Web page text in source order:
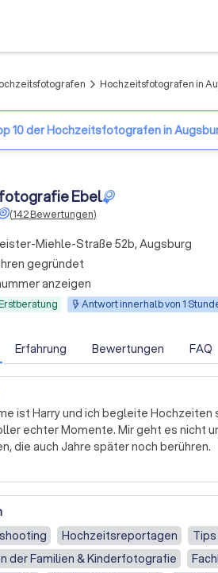
arrow_forward_ios Hochzeitsfotografen in
10 der Hochzeitsfotografen in
Ebel
(142Bewertungen)
Miehle-Straße 52b, Augsburg
gegründet
anzeigen
Antwort innerhalb von 1
Erfahrung Bewertungen FAQ
ist Harry und ich begleite
echter Momente. Mir geht es nicht
die auch Jahre später noch berühren.
ich Hochzeiten und weiß, wie
sind. Ich halte mich im richtigen
entstehen natürliche Reportagen, in
auf Authentizität, Verlässlichkeit
Hochzeitsreportagen
der Familien & Kinderfotografie